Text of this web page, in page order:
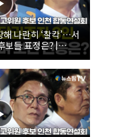
나란히 ‘찰칵’…서
보들 표정은? |
대표·최고위원 후